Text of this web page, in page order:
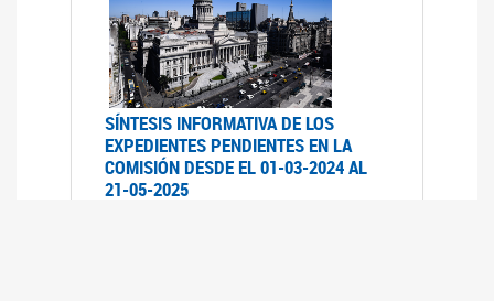
SÍNTESIS INFORMATIVA DE LOS
EXPEDIENTES PENDIENTES EN LA
COMISIÓN DESDE EL 01-03-2024 AL
21-05-2025